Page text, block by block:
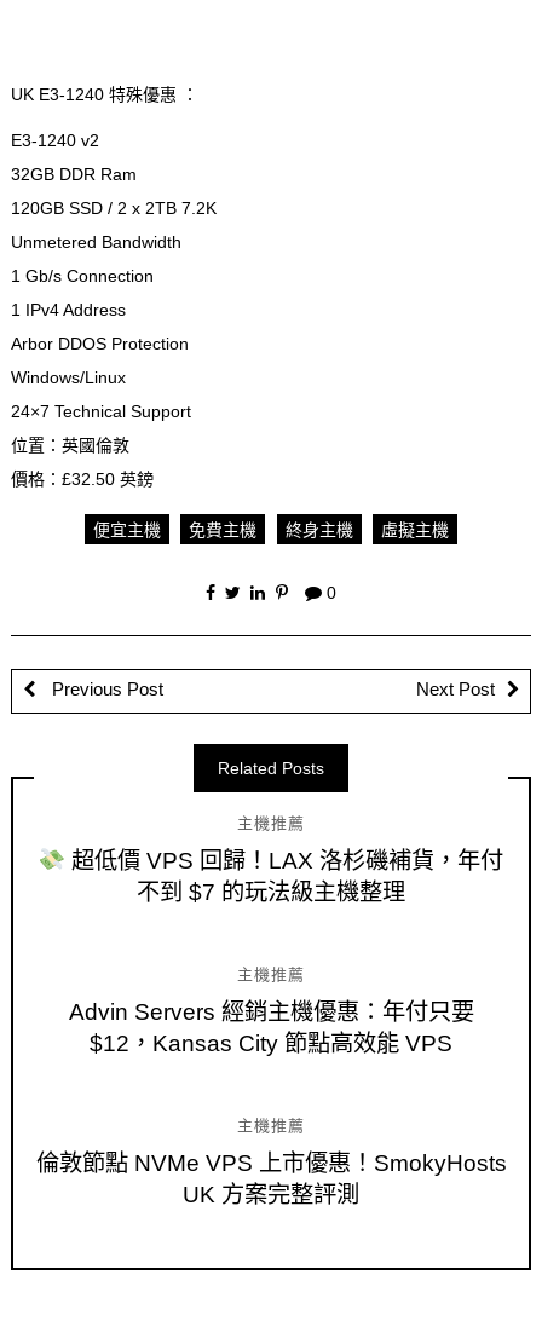
UK E3-1240 特殊優惠 ：
E3-1240 v2
32GB DDR Ram
120GB SSD / 2 x 2TB 7.2K
Unmetered Bandwidth
1 Gb/s Connection
1 IPv4 Address
Arbor DDOS Protection
Windows/Linux
24×7 Technical Support
位置：英國倫敦
價格：£32.50 英鎊
便宜主機 免費主機 終身主機 虛擬主機
0
Previous Post Next Post
Related Posts
主機推薦
超低價 VPS 回歸！LAX 洛杉磯補貨，年付
不到 $7 的玩法級主機整理
主機推薦
Advin Servers 經銷主機優惠：年付只要
$12，Kansas City 節點高效能 VPS
主機推薦
倫敦節點 NVMe VPS 上市優惠！SmokyHosts
UK 方案完整評測